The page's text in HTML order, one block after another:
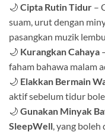
🌙 Cipta Rutin Tidur –
suam, urut dengan
pasangkan muzik
🌙 Kurangkan Cahaya
faham bahawa malam
🌙 Elakkan Bermain
aktif sebelum tidur
🌙 Gunakan Minyak
SleepWell , yang